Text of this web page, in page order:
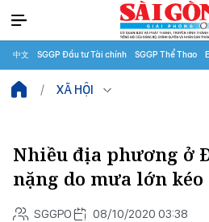
中文 SGGP Đầu tư Tài chính SGGP Thể Thao
XÃ HỘI
Nhiều địa phương ở
nặng do mưa lớn kéo
SGGPO 08/10/2020 03:38